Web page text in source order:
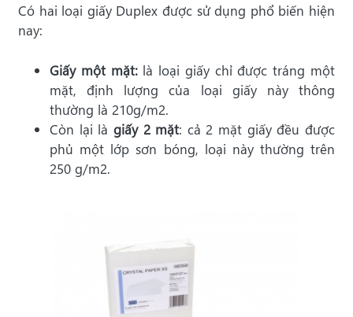
Có hai loại giấy Duplex được sử dụng phổ biến hiện
nay:
Giấy một mặt:là loại giấy chỉ được tráng một
mặt, định lượng của loại giấy này thông
thường là 210g/m2.
Còn lại là giấy 2 mặt: cả 2 mặt giấy đều được
phủ một lớp sơn bóng, loại này thường trên
250 g/m2.